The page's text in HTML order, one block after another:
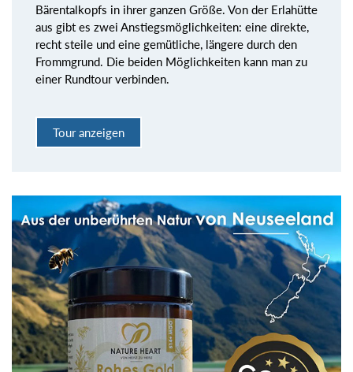
Bärentalkopfs in ihrer ganzen Größe. Von der Erlahütte
aus gibt es zwei Anstiegsmöglichkeiten: eine direkte,
recht steile und eine gemütliche, längere durch den
Frommgrund. Die beiden Möglichkeiten kann man zu
einer Rundtour verbinden.
Tour anzeigen